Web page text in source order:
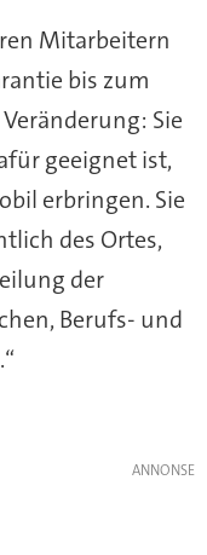
Mitarbeitern
bis zum
Sie
geeignet ist,
erbringen. Sie
des Ortes,
der
Berufs- und